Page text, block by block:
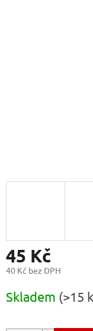
45 Kč
40 Kč bez DPH
cena:
Skladem (>15